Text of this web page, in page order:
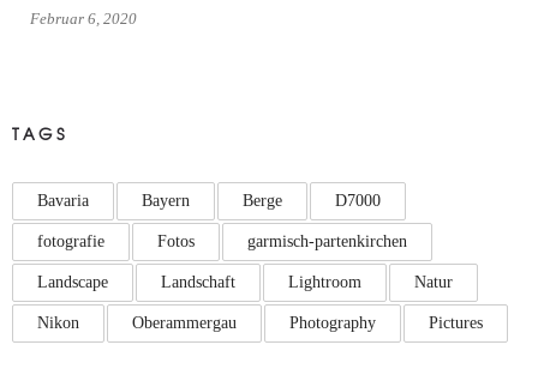
Februar 6, 2020
TAGS
Bavaria Bayern Berge D7000
fotografie Fotos garmisch-partenkirchen
Landscape Landschaft Lightroom Natur
Nikon Oberammergau Photography Pictures